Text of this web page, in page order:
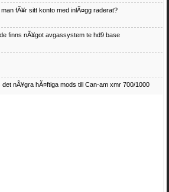
fÃ¥r sitt konto med inlÃ¤gg raderat?
finns nÃ¥got avgassystem te hd9 base
nÃ¥gra hÃ¤ftiga mods till Can-am xmr 700/1000
trasiga fyrhjulingar. Jag betalar bra och du kan nÃ¥ mig
ifall du har en som du vill sÃ¤lja
kan begÃ¤ra fÃ¶r en Honda TRX 350 FE 2005